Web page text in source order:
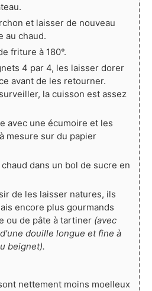
et laisser de nouveau
au chaud.
friture à 180°.
4 par 4, les laisser dorer
avant de les retourner.
la cuisson est assez
avec une écumoire et les
mesure sur du papier
dans un bol de sucre en
de les laisser natures, ils
encore plus gourmands
ou de pâte à tartiner (avec
douille longue et fine à
beignet).
nettement moins moelleux